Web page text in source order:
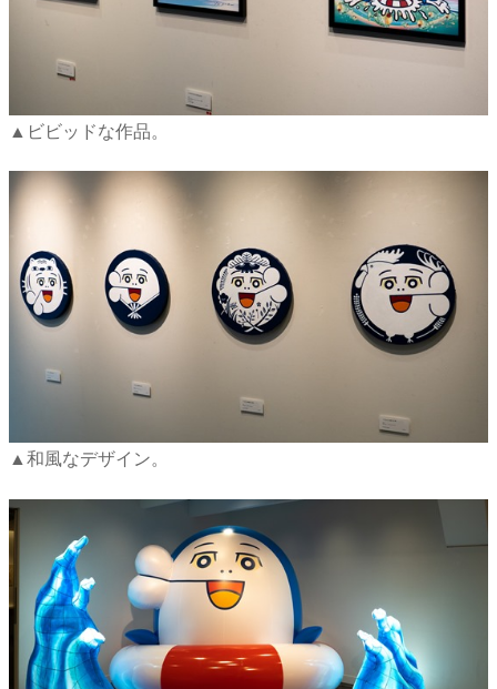
▲ビビッドな作品。
▲和風なデザイン。